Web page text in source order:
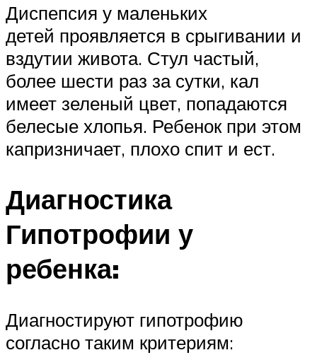
Диспепсия у маленьких
детей проявляется в срыгивании и
вздутии живота. Стул частый,
более шести раз за сутки, кал
имеет зеленый цвет, попадаются
белесые хлопья. Ребенок при этом
капризничает, плохо спит и ест.
Диагностика
Гипотрофии у
ребенка:
Диагностируют гипотрофию
согласно таким критериям: